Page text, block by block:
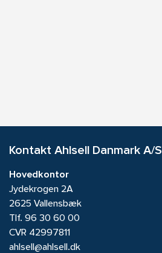
Kontakt Ahlsell Danmark A/S
Hovedkontor
Jydekrogen 2A
2625 Vallensbæk
Tlf. 96 30 60 00
CVR 42997811
ahlsell@ahlsell.dk